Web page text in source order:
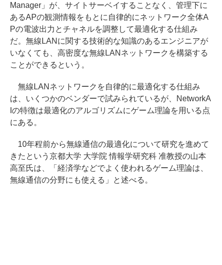
Manager」が、サイトサーベイすることなく、管理下に
あるAPの観測情報をもとに自律的にネットワーク全体A
Pの電波出力とチャネルを調整して最適化する仕組み
だ。無線LANに関する技術的な知識のあるエンジニアが
いなくても、高密度な無線LANネットワークを構築する
ことができるという。
無線LANネットワークを自律的に最適化する仕組み
は、いくつかのベンダーで試みられているが、NetworkA
Iの特徴は最適化のアルゴリズムにゲーム理論を用いる点
にある。
10年程前から無線通信の最適化について研究を進めて
きたという京都大学 大学院 情報学研究科 准教授の山本
高至氏は、「経済学などでよく使われるゲーム理論は、
無線通信の分野にも使える」と述べる。